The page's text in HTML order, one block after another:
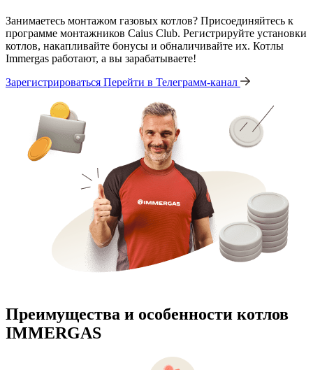
Занимаетесь монтажом газовых котлов? Присоединяйтесь к
программе монтажников Caius Club. Регистрируйте установки
котлов, накапливайте бонусы и обналичивайте их. Котлы
Immergas работают, а вы зарабатываете!
Зарегистрироваться Перейти в Телеграмм-канал
Преимущества и особенности котлов
IMMERGAS